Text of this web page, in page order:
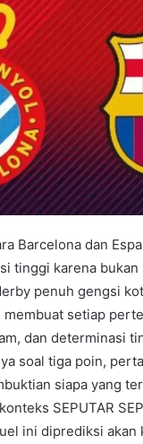
Barcelona dan
tinggi karena bukan
penuh gengsi
membuat setiap
dan determinasi
soal tiga poin,
siapa yang
SEPUTAR
ini diprediksi akan